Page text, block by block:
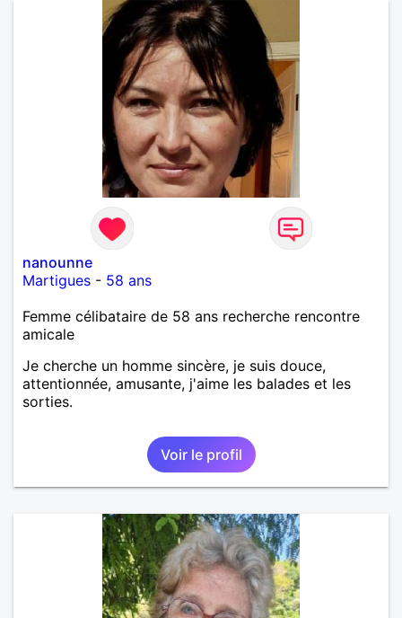
nanounne
Martigues - 58 ans
Femme célibataire de 58 ans recherche rencontre
amicale
Je cherche un homme sincère, je suis douce,
attentionnée, amusante, j'aime les balades et les
sorties.
Voir le profil